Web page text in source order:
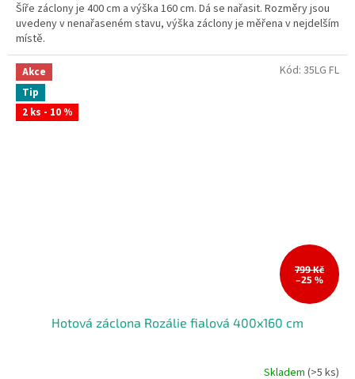
Šíře záclony je 400 cm a výška 160 cm. Dá se nařasit. Rozměry jsou
uvedeny v nenařaseném stavu, výška záclony je měřena v nejdelším
místě.
Akce
Tip
2 ks - 10 %
799 Kč
–25 %
Hotová záclona Rozálie fialová 400x160 cm
Skladem (>5 ks)
Kód: 35LG FL